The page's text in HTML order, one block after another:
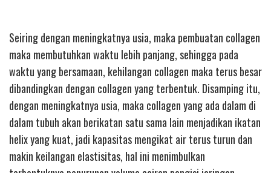
Seiring dengan meningkatnya usia, maka pembuatan collagen
maka membutuhkan waktu lebih panjang, sehingga pada
waktu yang bersamaan, kehilangan collagen maka terus besar
dibandingkan dengan collagen yang terbentuk. Disamping itu,
dengan meningkatnya usia, maka collagen yang ada dalam di
dalam tubuh akan berikatan satu sama lain menjadikan ikatan
helix yang kuat, jadi kapasitas mengikat air terus turun dan
makin keilangan elastisitas, hal ini menimbulkan